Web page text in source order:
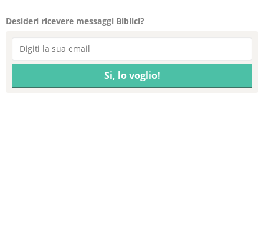
Desideri ricevere messaggi Biblici?